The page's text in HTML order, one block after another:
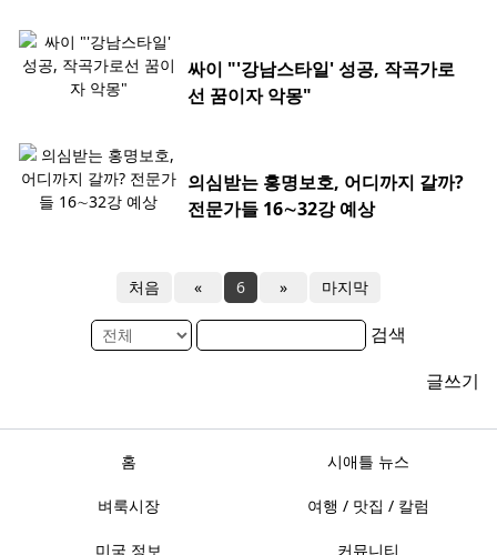
싸이 "'강남스타일' 성공, 작곡가로
선 꿈이자 악몽"
의심받는 홍명보호, 어디까지 갈까?
전문가들 16∼32강 예상
처음 « 6 » 마지막
검색
글쓰기
홈 시애틀 뉴스
벼룩시장 여행 / 맛집 / 칼럼
미국 정보 커뮤니티